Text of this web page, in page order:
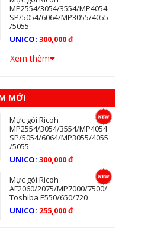
MP2554/3054/3554/MP4054
SP/5054/6064/MP3055/4055
/5055
UNICO:300,000 đ
Xem thêm
MỚI
Mực gói Ricoh
MP2554/3054/3554/MP4054
SP/5054/6064/MP3055/4055
/5055
UNICO:300,000 đ
Mực gói Ricoh
AF2060/2075/MP7000/7500/
Toshiba E550/650/720
UNICO: 255,000 đ